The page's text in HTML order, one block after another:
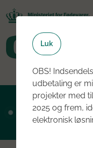
mere om
Luk
OBS!
udbetaling er
projekter med
2025 og frem,
elektronisk